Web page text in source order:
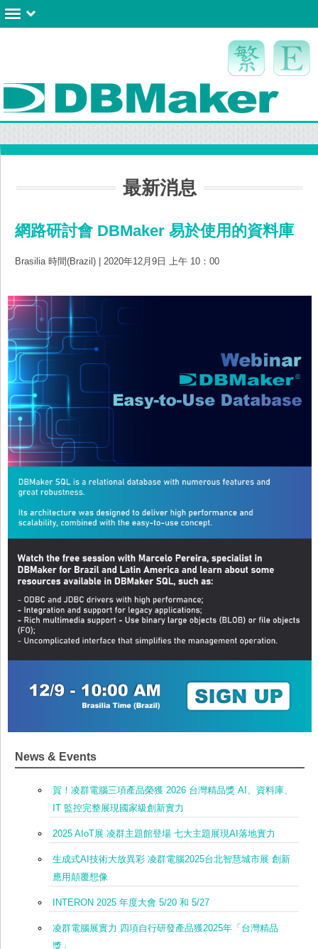
最新消息
網路研討會 DBMaker 易於使用的資料庫
Brasilia 時間(Brazil) | 2020年12月9日 上午 10：00
News & Events